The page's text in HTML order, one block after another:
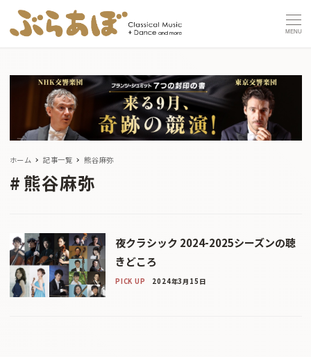
MENU
ホーム 記事一覧 熊谷麻弥
熊谷麻弥
夜クラシック 2024-2025シーズンの聴
きどころ
PICK UP 2024年3月15日